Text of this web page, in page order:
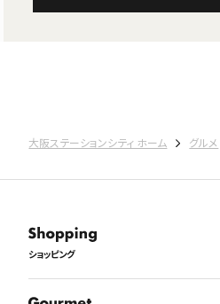
大阪ステーションシティ ホーム グルメ
ショッピング